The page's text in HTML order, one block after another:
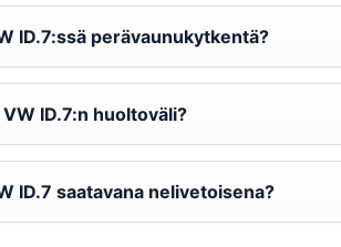
ID.7:ssä perävaunukytkentä?
ID.7:n huoltoväli?
ID.7 saatavana nelivetoisena?